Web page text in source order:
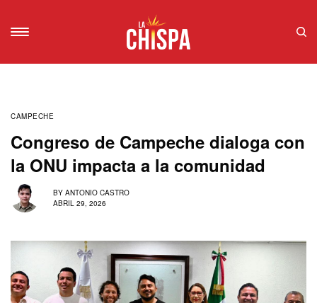
CAMPECHE
Congreso de Campeche dialoga con
la ONU impacta a la comunidad
BY ANTONIO CASTRO
ABRIL 29, 2026